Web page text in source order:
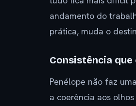
andamento do
prática, muda o
Consistência
Penélope não faz
a coerência aos